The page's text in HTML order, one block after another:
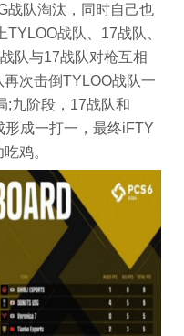
战队淘汰，同时自己也
战队、17战队、
队与17战队对枪互相
次击倒TYLOO战队一
;九阶段，17战队和
形成一打一，最终iFTY
鸡。